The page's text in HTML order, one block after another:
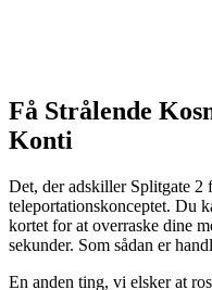
Få Strålende
Konti
Det, der adskiller Splitgate 2
teleportationskonceptet. Du
kortet for at overraske dine
sekunder. Som sådan er
En anden ting, vi elsker at